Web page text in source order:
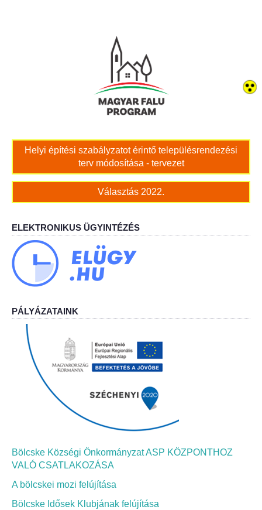
Bölcskei Rákóczi Horgász Egyesület
Bölcskei Sportegyesület
Bölcskei Sólymok Íjász Baráti Kör
Múló Évek Nyugdíjas Klub
Katolikus Egyház
Bölcskei Önkéntes Tűzoltó Egyesület
Bölcskei Néptánc Egyesület
Bölcskei Polgárőrség
HIVATAL
Szervezeti felépítés
Dokumentumok
Nyomtatványok
Szabályzatok
Helyi építési szabályzatot érintő településrendezési
terv módosítása - tervezet
Választás 2022.
ELEKTRONIKUS ÜGYINTÉZÉS
PÁLYÁZATAINK
Bölcske Községi Önkormányzat ASP KÖZPONTHOZ
VALÓ CSATLAKOZÁSA
A bölcskei mozi felújítása
Bölcske Idősek Klubjának felújítása